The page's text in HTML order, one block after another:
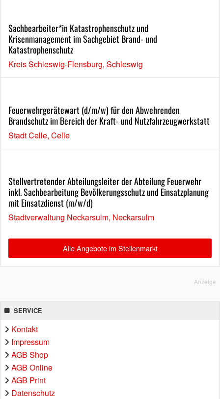
Sachbearbeiter*in Katastrophenschutz und
Krisenmanagement im Sachgebiet Brand- und
Katastrophenschutz
Kreis Schleswig-Flensburg, Schleswig
Feuerwehrgerätewart (d/m/w) für den Abwehrenden
Brandschutz im Bereich der Kraft- und Nutzfahrzeugwerkstatt
Stadt Celle, Celle
Stellvertretender Abteilungsleiter der Abteilung Feuerwehr
inkl. Sachbearbeitung Bevölkerungsschutz und Einsatzplanung
mit Einsatzdienst (m/w/d)
Stadtverwaltung Neckarsulm, Neckarsulm
Alle Angebote im Stellenmarkt
Anzeige
SERVICE
Kontakt
Impressum
AGB Shop
AGB Online
AGB Print
Datenschutz